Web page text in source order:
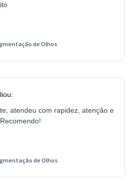
de Olhos
atendeu com rapidez, atenção e
de Olhos